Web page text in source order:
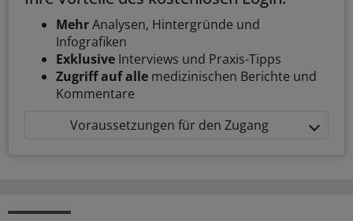
MehrAnalysen, Hintergründe und
Infografiken
Exklusive Interviews und Praxis-Tipps
Zugriff auf alle medizinischen Berichte und
Kommentare
Voraussetzungen für den Zugang